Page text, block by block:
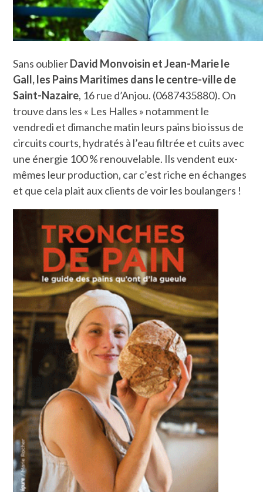
Sans oublierDavid Monvoisin et Jean-Marie le
Gall, les Pains Maritimes dans le centre-ville de
Saint-Nazaire, 16 rue d’Anjou. (0687435880). On
trouve dans les « Les Halles » notamment le
vendredi et dimanche matin leurs pains bio issus de
circuits courts, hydratés à l’eau filtrée et cuits avec
une énergie 100 % renouvelable. Ils vendent eux-
mêmes leur production, car c’est riche en échanges
et que cela plait aux clients de voir les boulangers !